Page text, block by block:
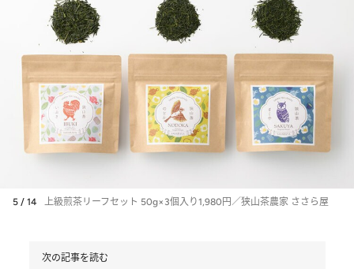
5 / 14 上級煎茶リーフセット 50g×3個入り1,980円／狭山茶農家 ささら屋
次の記事を読む